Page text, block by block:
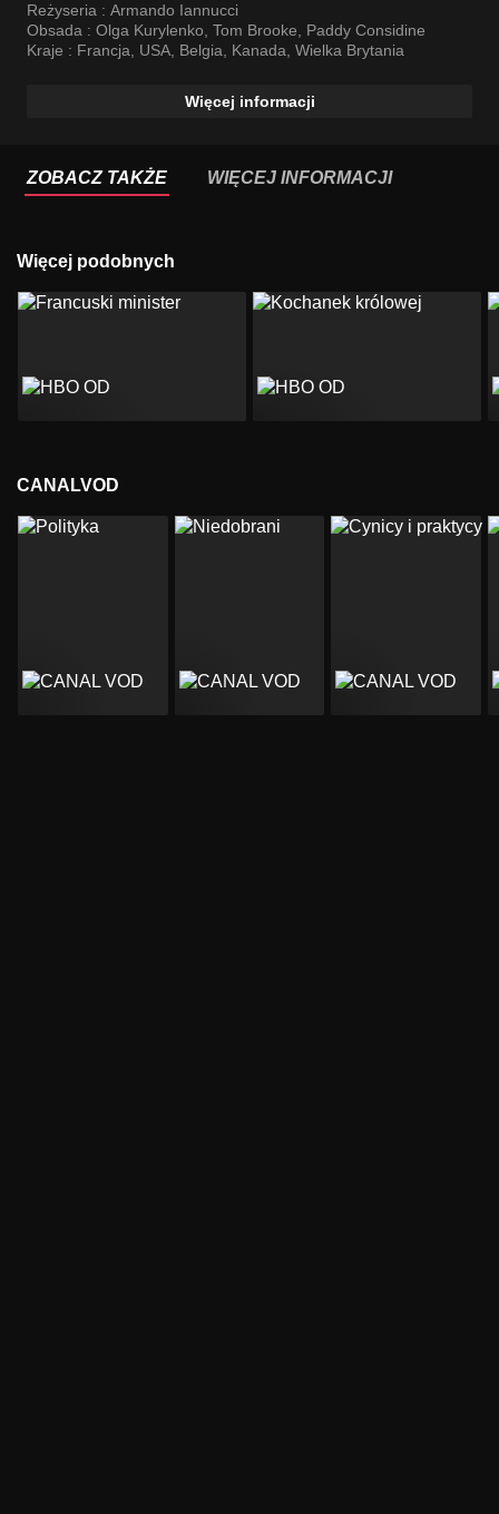
Reżyseria : Armando Iannucci
Obsada : Olga Kurylenko, Tom Brooke, Paddy Considine
Kraje : Francja, USA, Belgia, Kanada, Wielka Brytania
Więcej informacji
ZOBACZ TAKŻE WIĘCEJ INFORMACJI
Więcej podobnych
CANALVOD